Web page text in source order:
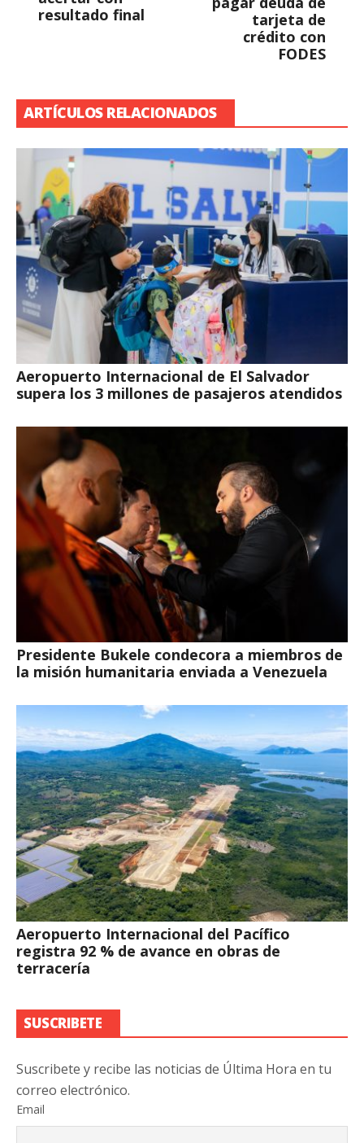
resultado final
tarjeta de
crédito con
FODES
ARTÍCULOS RELACIONADOS
Aeropuerto Internacional de El Salvador
supera los 3 millones de pasajeros atendidos
Presidente Bukele condecora a miembros de
la misión humanitaria enviada a Venezuela
Aeropuerto Internacional del Pacífico
registra 92 % de avance en obras de
terracería
SUSCRIBETE
Suscribete y recibe las noticias de Última Hora en tu
correo electrónico.
Email